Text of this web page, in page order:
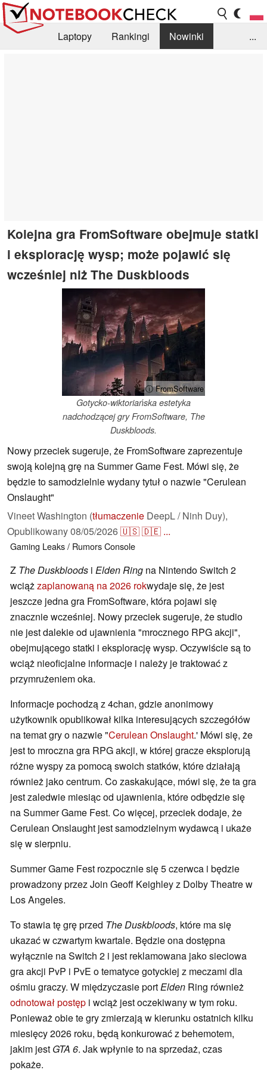
Laptopy Rankingi
Nowinki
...
Kolejna gra FromSoftware obejmuje statki
i eksplorację wysp; może pojawić się
wcześniej niż The Duskbloods
ⓘ FromSoftware
Gotycko-wiktoriańska estetyka
nadchodzącej gry FromSoftware, The
Duskbloods.
Nowy przeciek sugeruje, że FromSoftware zaprezentuje
swoją kolejną grę na Summer Game Fest. Mówi się, że
będzie to samodzielnie wydany tytuł o nazwie "Cerulean
Onslaught"
Vineet Washington (tłumaczenie DeepL / Ninh Duy),
Opublikowany08/05/2026🇺🇸🇩🇪 ...
Gaming Leaks / RumorsConsole
Z The Duskbloods i Elden Ring na Nintendo Switch 2
wciążzaplanowaną na 2026 rokwydaje się, że jest
jeszcze jedna gra FromSoftware, która pojawi się
znacznie wcześniej. Nowy przeciek sugeruje, że studio
nie jest dalekie od ujawnienia "mrocznego RPG akcji",
obejmującego statki i eksplorację wysp. Oczywiście są to
wciąż nieoficjalne informacje i należy je traktować z
przymrużeniem oka.
Informacje pochodzą z 4chan, gdzie anonimowy
użytkownik opublikował kilka interesujących szczegółów
na temat gry o nazwie "Cerulean Onslaught.' Mówi się, że
jest to mroczna gra RPG akcji, w której gracze eksplorują
różne wyspy za pomocą swoich statków, które działają
również jako centrum. Co zaskakujące, mówi się, że ta gra
jest zaledwie miesiąc od ujawnienia, które odbędzie się
na Summer Game Fest. Co więcej, przeciek dodaje, że
Cerulean Onslaught jest samodzielnym wydawcą i ukaże
się w sierpniu.
Summer Game Fest rozpocznie się 5 czerwca i będzie
prowadzony przez Join Geoff Keighley z Dolby Theatre w
Los Angeles.
To stawia tę grę przed The Duskbloods, które ma się
ukazać w czwartym kwartale. Będzie ona dostępna
wyłącznie na Switch 2 i jest reklamowana jako sieciowa
gra akcji PvP i PvE o tematyce gotyckiej z meczami dla
ośmiu graczy. W międzyczasie portElden Ring również
odnotował postęp i wciąż jest oczekiwany w tym roku.
Ponieważ obie te gry zmierzają w kierunku ostatnich kilku
miesięcy 2026 roku, będą konkurować z behemotem,
jakim jest GTA 6. Jak wpłynie to na sprzedaż, czas
pokaże.